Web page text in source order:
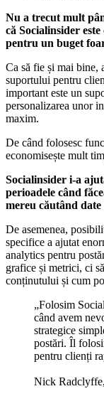
Nu a trecut mult
că Socialinsider
pentru un buget
Ca să fie și mai bine,
suportului pentru
important este un
personalizarea unor
maxim.
De când folosesc
economisește mult
Socialinsider i-a
perioadele când
mereu căutând
De asemenea,
specifice a ajutat
analytics pentru
grafice și metrici, ci
conținutului și cum
„Folosim
când avem
strategice
postări. Îl
pentru clienți
Nick